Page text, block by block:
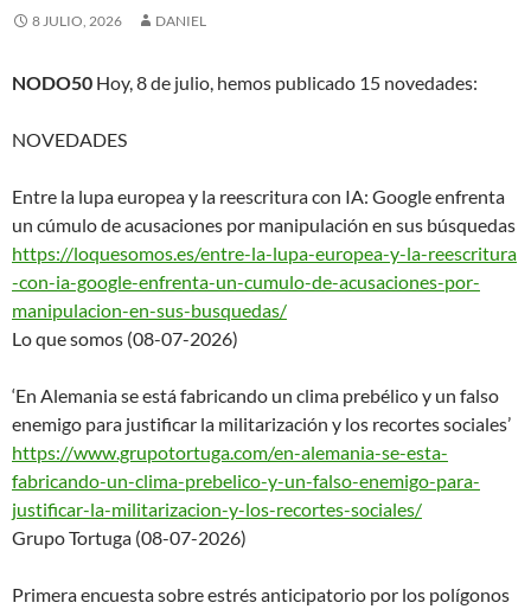
8 JULIO, 2026 DANIEL
NODO50 Hoy, 8 de julio, hemos publicado 15 novedades:
NOVEDADES
Entre la lupa europea y la reescritura con IA: Google enfrenta
un cúmulo de acusaciones por manipulación en sus búsquedas
https://loquesomos.es/entre-la-lupa-europea-y-la-reescritura
-con-ia-google-enfrenta-un-cumulo-de-acusaciones-por-
manipulacion-en-sus-busquedas/
Lo que somos (08-07-2026)
‘En Alemania se está fabricando un clima prebélico y un falso
enemigo para justificar la militarización y los recortes sociales’
https://www.grupotortuga.com/en-alemania-se-esta-
fabricando-un-clima-prebelico-y-un-falso-enemigo-para-
justificar-la-militarizacion-y-los-recortes-sociales/
Grupo Tortuga (08-07-2026)
Primera encuesta sobre estrés anticipatorio por los polígonos